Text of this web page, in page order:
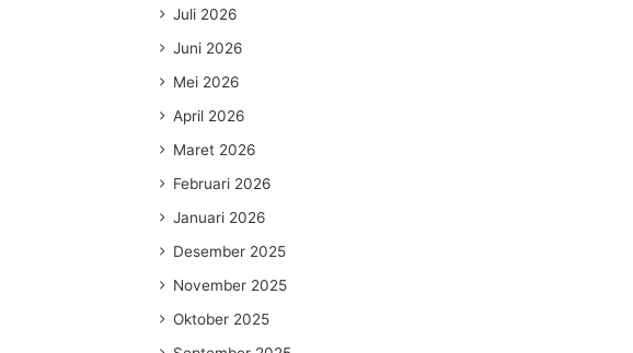
Juli 2026
Juni 2026
Mei 2026
April 2026
Maret 2026
Februari 2026
Januari 2026
Desember 2025
November 2025
Oktober 2025